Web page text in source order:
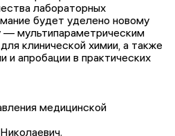
лабораторных
будет уделено новому
— мультипараметрическим
клинической химии, а также
и апробации в практических
медицинской